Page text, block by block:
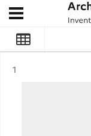
Archives
Ouvrir le menu
Résultat n°
1